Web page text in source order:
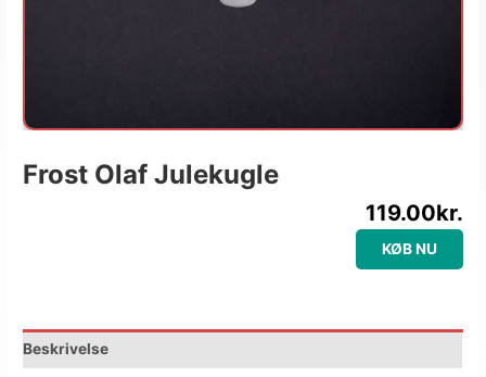
Frost Olaf Julekugle
119.00kr.
KØB NU
Beskrivelse